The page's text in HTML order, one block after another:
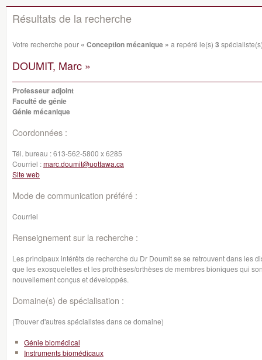
Résultats de la recherche
Votre recherche pour « Conception mécanique » a repéré le(s) 3
DOUMIT, Marc »
Professeur adjoint
Faculté de génie
Génie mécanique
Coordonnées :
Tél. bureau :613-562-5800 x 6285
Courriel :marc.doumit@uottawa.ca
Site web
Mode de communication préféré :
Courriel
Renseignement sur la recherche :
Les principaux intérêts de recherche du Dr Doumit se se retrouvent dans les
que les exosquelettes et les prothèses/orthèses de membres bioniques qui
nouvellement conçus et développés.
Domaine(s) de spécialisation :
(Trouver d'autres spécialistes dans ce domaine)
Génie biomédical
Instruments biomédicaux